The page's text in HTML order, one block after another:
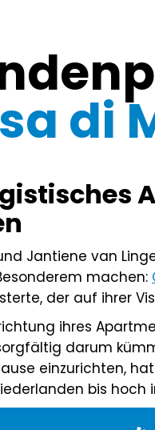
di
Jantiene van
machen:
der auf ihrer
ihres
darum
einzurichten,
bis hoch